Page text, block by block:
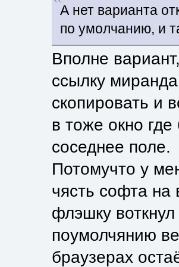
А нет варианта
по умолчанию, и
Вполне
ссылку
скопировать и
в тоже окно
соседнее поле.
Потомучто у
чясть софта на
флэшку
поумолчянию
браузерах